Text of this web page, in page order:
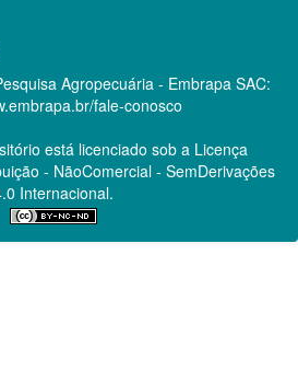
Agropecuária - Embrapa SAC:
fale-conosco
está licenciado sob a Licença
- NãoComercial - SemDerivações
Internacional.